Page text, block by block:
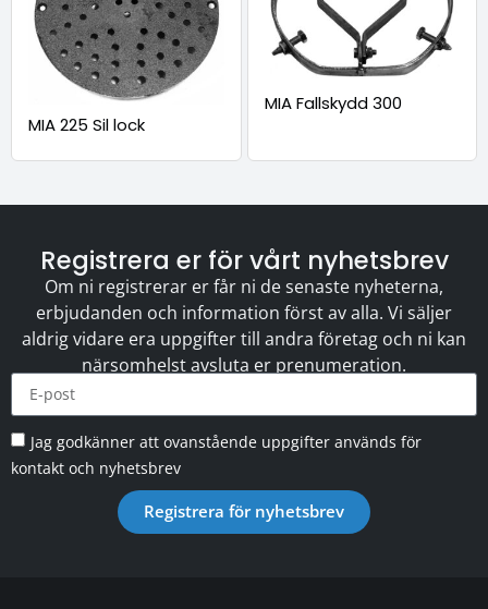
MIA 225 Sil lock
MIA Fallskydd 300
Registrera er för vårt nyhetsbrev
Om ni registrerar er får ni de senaste nyheterna,
erbjudanden och information först av alla. Vi säljer
aldrig vidare era uppgifter till andra företag och ni kan
närsomhelst avsluta er prenumeration.
Jag godkänner att ovanstående uppgifter används för
kontakt och nyhetsbrev
Registrera för nyhetsbrev